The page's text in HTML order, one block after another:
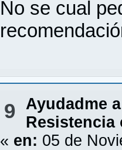
No se cual
9 Ayudadme
Resistencia
« en: 05 de